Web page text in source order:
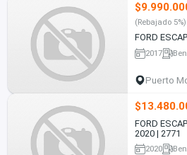
(Rebajado 5%)
FORD
2017
Puerto
FORD
2020 | 2771
2020